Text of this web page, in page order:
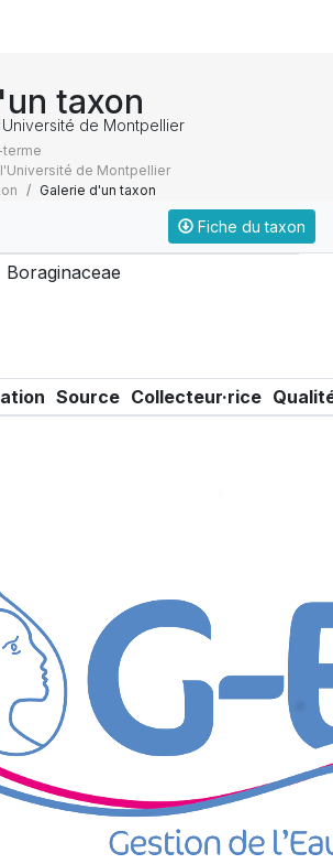
taxon
de Montpellier
terme
de Montpellier
Galerie d'un taxon
Fiche du taxon
Boraginaceae
Source Collecteur·rice